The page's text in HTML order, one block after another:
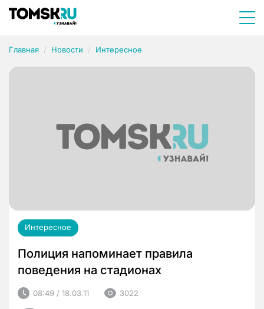
Главная Новости Интересное
Интересное
Полиция напоминает правила
поведения на стадионах
08:49 / 18.03.11 3022